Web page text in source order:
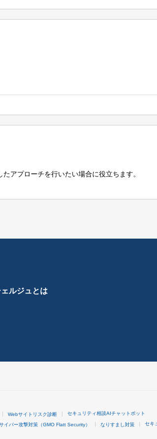
アプローチを行いたい場合に役立ちます。
ルジュとは
Webサイトリスク診断 セキュリティ相談AIチャットボット
イバー攻撃対策（GMO Flatt Security） なりすまし対策 セキ